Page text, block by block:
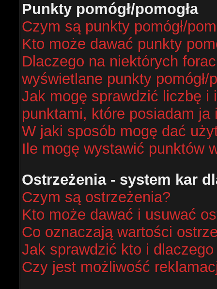
Punkty pomógł/pomogła
Czym są punkty pomógł/
Kto może dawać punkty
Dlaczego na niektórych
wyświetlane punkty pomógł/
Jak mogę sprawdzić liczbę i
punktami, które posiadam
W jaki sposób mogę dać
Ile mogę wystawić punktów
Ostrzeżenia - system kar
Czym są ostrzeżenia?
Kto może dawać i usuwać
Co oznaczają wartości
Jak sprawdzić kto i dlaczego
Czy jest możliwość